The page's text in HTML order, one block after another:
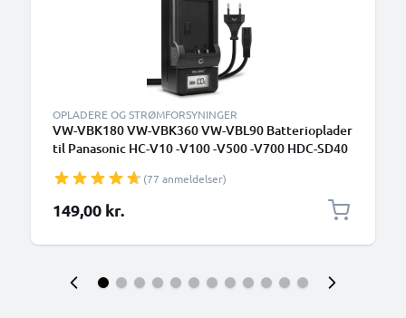
OPLADERE OG STRØMFORSYNINGER
VW-VBK180 VW-VBK360 VW-VBL90 Batterioplader
til Panasonic HC-V10 -V100 -V500 -V700 HDC-SD40
Kamerabatteri fra CELLONIC
(77 anmeldelser)
149,00 kr.